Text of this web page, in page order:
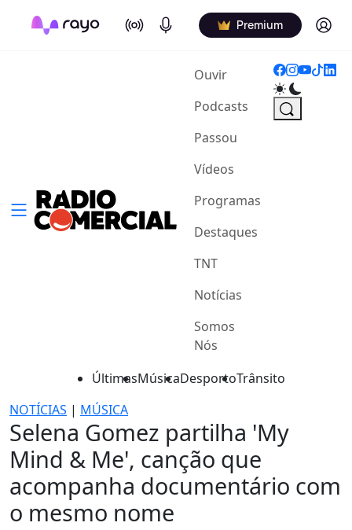
On Air Podcasts Premium Log in
Ouvir(current)
Podcasts
Passou
Vídeos
Programas
Destaques
TNT
Notícias
Somos
Nós
ÚltimasMúsicaDesportoTrânsito
NOTÍCIAS | MÚSICA
Selena Gomez partilha 'My
Mind & Me', canção que
acompanha documentário com
o mesmo nome